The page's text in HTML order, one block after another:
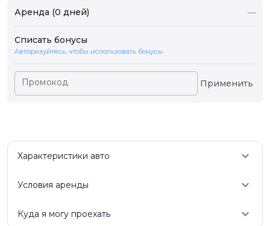
Аренда (0 дней) —
Списать бонусы
Авторизуйтесь, чтобы использовать бонусы
Промокод Применить
Характеристики авто keyboard_arrow_down
Условия аренды keyboard_arrow_down
Куда я могу проехать keyboard_arrow_down